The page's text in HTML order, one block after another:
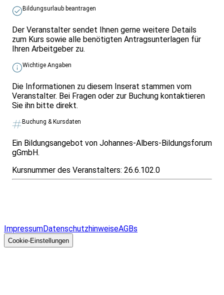
Bildungsurlaub beantragen
Der Veranstalter sendet Ihnen gerne weitere Details
zum Kurs sowie alle benötigten Antragsunterlagen für
Ihren Arbeitgeber zu.
Wichtige Angaben
Die Informationen zu diesem Inserat stammen vom
Veranstalter. Bei Fragen oder zur Buchung kontaktieren
Sie ihn bitte direkt.
Buchung & Kursdaten
Ein Bildungsangebot von Johannes-Albers-Bildungsforum
gGmbH.
Kursnummer des Veranstalters: 26.6.102.0
ImpressumDatenschutzhinweiseAGBs
Cookie-Einstellungen